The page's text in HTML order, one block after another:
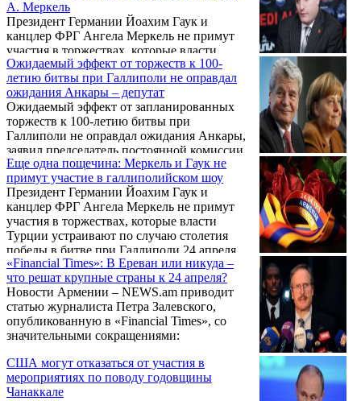
А. Меркель
Президент Германии Йоахим Гаук и
канцлер ФРГ Ангела Меркель не примут
участия в торжествах, которые власти
Турции устраивают по случаю столетия
победы в битве при Галлиполи 24 апреля
2015 года – в день 100-й годовщины
Геноцида армян в Османской империи.
Ожидаемый эффект от торжеств к 100-
летию битвы при Галлиполи не оправдал
ожидания Анкары – депутат
Ожидаемый эффект от запланированных
торжеств к 100-летию битвы при
Галлиполи не оправдал ожидания Анкары,
заявил председатель постоянной комиссии
Национального собрания Армении по
внешним сношениям Артак Закарян.
Еще одна пощечина: Меркель и Гаук не
примут участие в галлиполийском шоу
Президент Германии Йоахим Гаук и
канцлер ФРГ Ангела Меркель не примут
участия в торжествах, которые власти
Турции устраивают по случаю столетия
победы в битве при Галлиполи 24 апреля
2015 года - в день 100-й годовщины
Геноцида армян в Османской империи.
«Financial Times»: В Ереван или никуда –
что решат крупные страны к 24 апреля?
Новости Армении – NEWS.am приводит
статью журналиста Петра Залевского,
опубликованную в «Financial Times», со
значительными сокращениями:
США могут отказаться от участия в
мероприятиях по поводу годовщины
Чанаккале